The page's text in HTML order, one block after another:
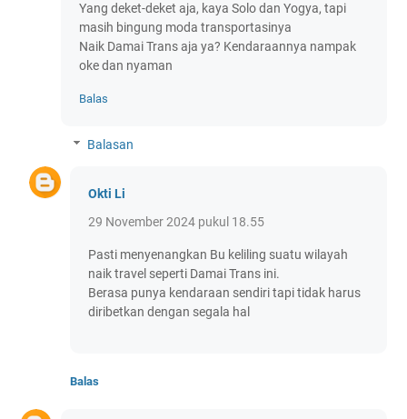
Yang deket-deket aja, kaya Solo dan Yogya, tapi
masih bingung moda transportasinya
Naik Damai Trans aja ya? Kendaraannya nampak
oke dan nyaman
Balas
Balasan
Okti Li
29 November 2024 pukul 18.55
Pasti menyenangkan Bu keliling suatu wilayah
naik travel seperti Damai Trans ini.
Berasa punya kendaraan sendiri tapi tidak harus
diribetkan dengan segala hal
Balas